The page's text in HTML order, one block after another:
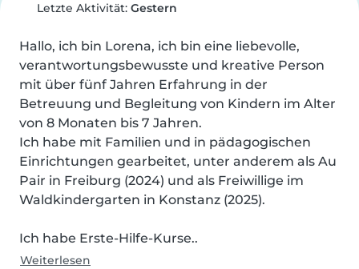
Letzte Aktivität: Gestern
Hallo, ich bin Lorena, ich bin eine liebevolle,
verantwortungsbewusste und kreative Person
mit über fünf Jahren Erfahrung in der
Betreuung und Begleitung von Kindern im Alter
von 8 Monaten bis 7 Jahren.
Ich habe mit Familien und in pädagogischen
Einrichtungen gearbeitet, unter anderem als Au
Pair in Freiburg (2024) und als Freiwillige im
Waldkindergarten in Konstanz (2025).
Ich habe Erste-Hilfe-Kurse..
Weiterlesen